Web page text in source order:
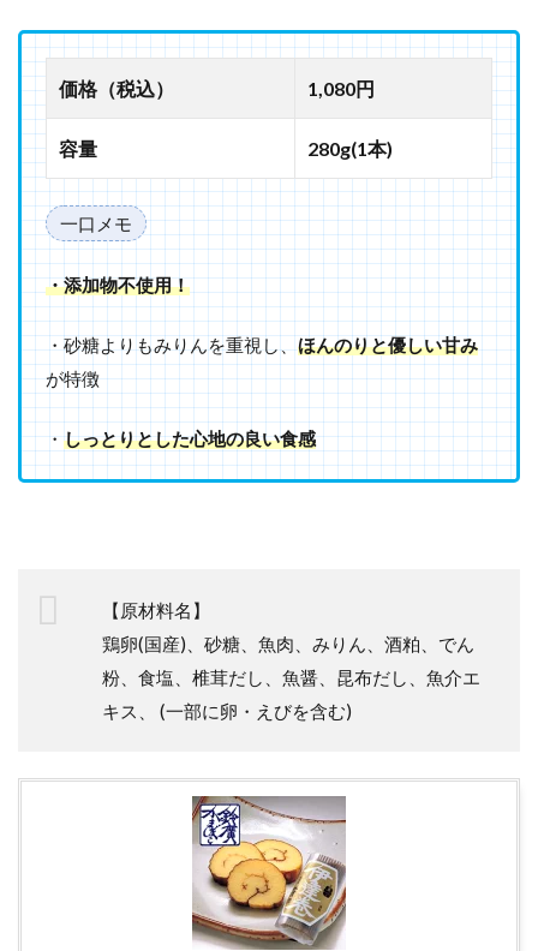
価格（税込） 1,080円
容量 280g(1本)
一口メモ
・添加物不使用！
・砂糖よりもみりんを重視し、 ほんのりと優しい甘み
が特徴
・しっとりとした心地の良い食感
【原材料名】
鶏卵(国産)、砂糖、魚肉、みりん、酒粕、でん
粉、食塩、椎茸だし、魚醤、昆布だし、魚介エ
キス、 (一部に卵・えびを含む)